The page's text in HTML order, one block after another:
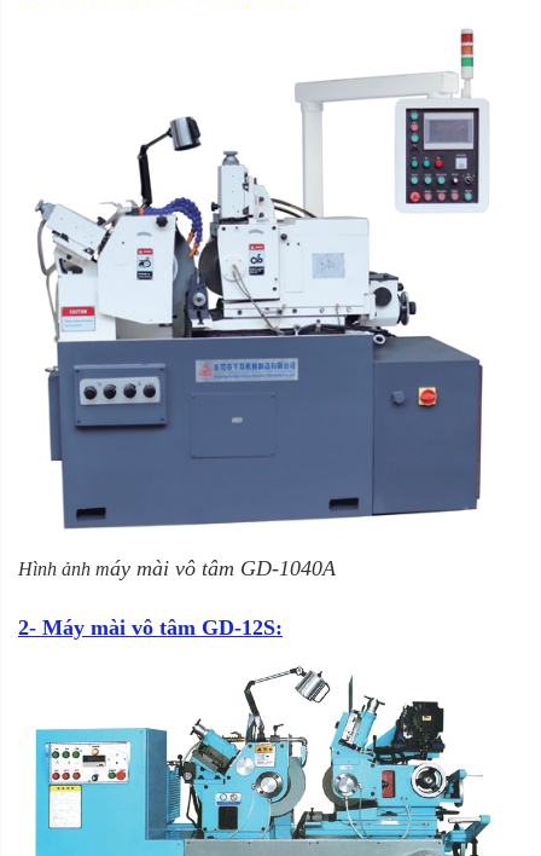
Hình ảnh máy mài vô tâm GD-1040A
2- Máy mài vô tâm GD-12S: